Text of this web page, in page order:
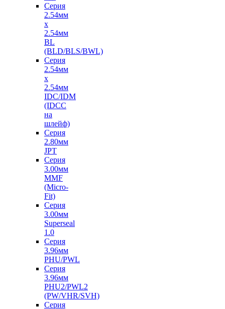
Серия
2.54мм
х
2.54мм
BL
(BLD/BLS/BWL)
Серия
2.54мм
х
2.54мм
IDC/IDM
(IDCC
на
шлейф)
Серия
2.80мм
JPT
Серия
3.00мм
MMF
(Micro-
Fit)
Серия
3.00мм
Superseal
1.0
Серия
3.96мм
PHU/PWL
Серия
3.96мм
PHU2/PWL2
(PW/VHR/SVH)
Серия